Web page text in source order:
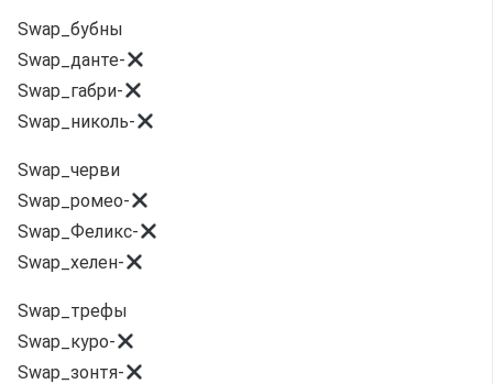
Swap_бубны
Swap_данте-
Swap_габри-
Swap_николь-
Swap_черви
Swap_ромео-
Swap_Феликс-
Swap_хелен-
Swap_трефы
Swap_куро-
Swap_зонтя-